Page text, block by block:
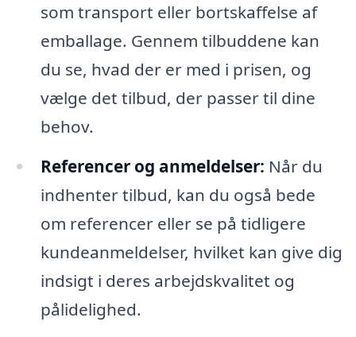
som transport eller bortskaffelse af
emballage. Gennem tilbuddene kan
du se, hvad der er med i prisen, og
vælge det tilbud, der passer til dine
behov.
Referencer og anmeldelser: Når du
indhenter tilbud, kan du også bede
om referencer eller se på tidligere
kundeanmeldelser, hvilket kan give dig
indsigt i deres arbejdskvalitet og
pålidelighed.